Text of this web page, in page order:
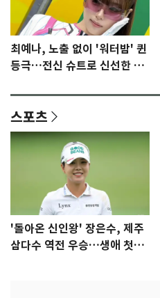
최예나, 노출 없이 '워터밤' 퀸
등극…전신 슈트로 신선한 충
스포츠
'돌아온 신인왕' 장은수, 제주
삼다수 역전 우승…생애 첫승